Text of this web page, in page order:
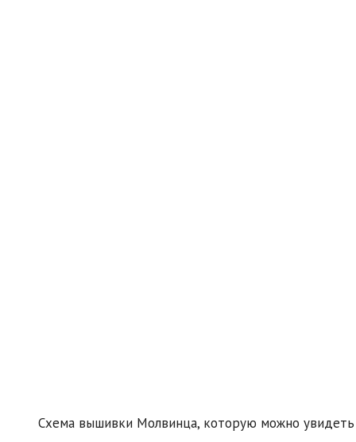
Схема вышивки Молвинца, которую можно